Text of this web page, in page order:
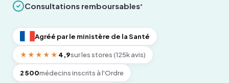
Consultations remboursables*
Agréé par le ministère de la Santé
★★★★★ 4,9sur les stores (125k avis)
2 500médecins inscrits à l'Ordre